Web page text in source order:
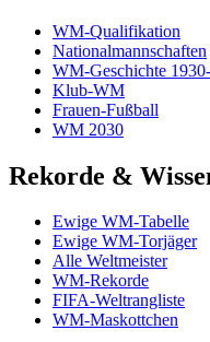
WM-Qualifikation
Nationalmannschaften
WM-Geschichte
Klub-WM
Frauen-Fußball
WM 2030
Rekorde &
Ewige WM-Tabelle
Ewige WM-Torjäger
Alle Weltmeister
WM-Rekorde
FIFA-Weltrangliste
WM-Maskottchen